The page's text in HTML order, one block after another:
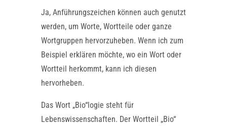
Ja, Anführungszeichen können auch genutzt
werden, um Worte, Wortteile oder ganze
Wortgruppen hervorzuheben. Wenn ich zum
Beispiel erklären möchte, wo ein Wort oder
Wortteil herkommt, kann ich diesen
hervorheben.
Das Wort „Bio“logie steht für
Lebenswissenschaften. Der Wortteil „Bio“